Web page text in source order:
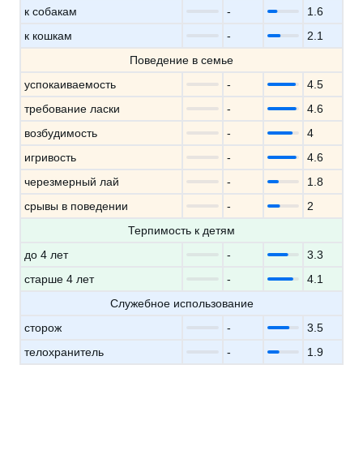
к собакам
-
1.6
к кошкам
-
2.1
Поведение в семье
успокаиваемость
-
4.5
требование ласки
-
4.6
возбудимость
-
4
игривость
-
4.6
черезмерный лай
-
1.8
срывы в поведении
-
2
Терпимость к детям
до 4 лет
-
3.3
старше 4 лет
-
4.1
Служебное использование
сторож
-
3.5
телохранитель
- 1.9